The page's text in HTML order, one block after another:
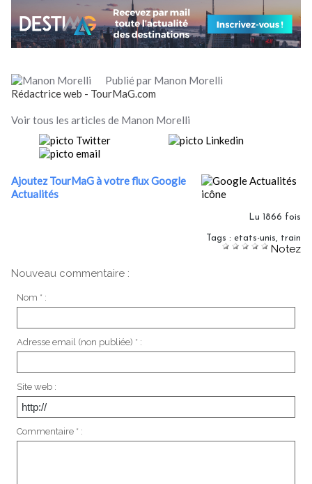
Publié par Manon Morelli
Rédactrice web - TourMaG.com
Voir tous les articles de Manon Morelli
Ajoutez TourMaG à votre flux Google
Actualités
Lu 1866 fois
Tags : etats-unis, train
Notez
Nouveau commentaire :
Nom * :
Adresse email (non publiée) * :
Site web :
Commentaire * :